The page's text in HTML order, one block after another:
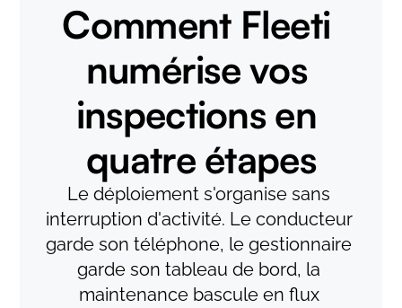
Comment Fleeti
numérise vos
inspections en
quatre étapes
Le déploiement s'organise sans
interruption d'activité. Le conducteur
garde son téléphone, le gestionnaire
garde son tableau de bord, la
maintenance bascule en flux